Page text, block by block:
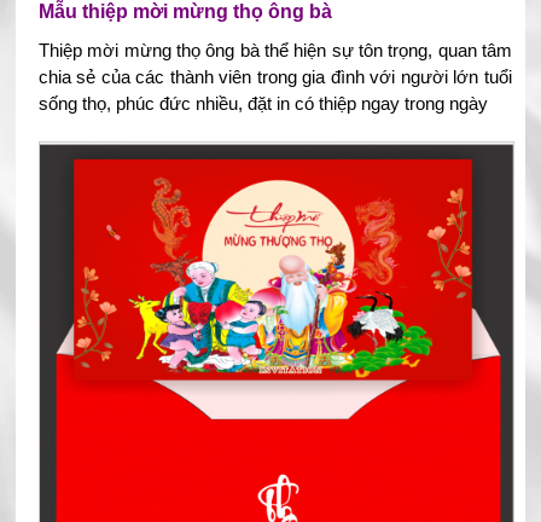
Mẫu thiệp mời mừng thọ ông bà
Thiệp mời mừng thọ ông bà thể hiện sự tôn trọng, quan tâm
chia sẻ của các thành viên trong gia đình với người lớn tuổi
sống thọ, phúc đức nhiều, đặt in có thiệp ngay trong ngày